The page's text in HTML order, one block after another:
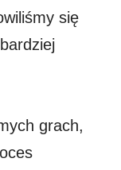
się
grach,